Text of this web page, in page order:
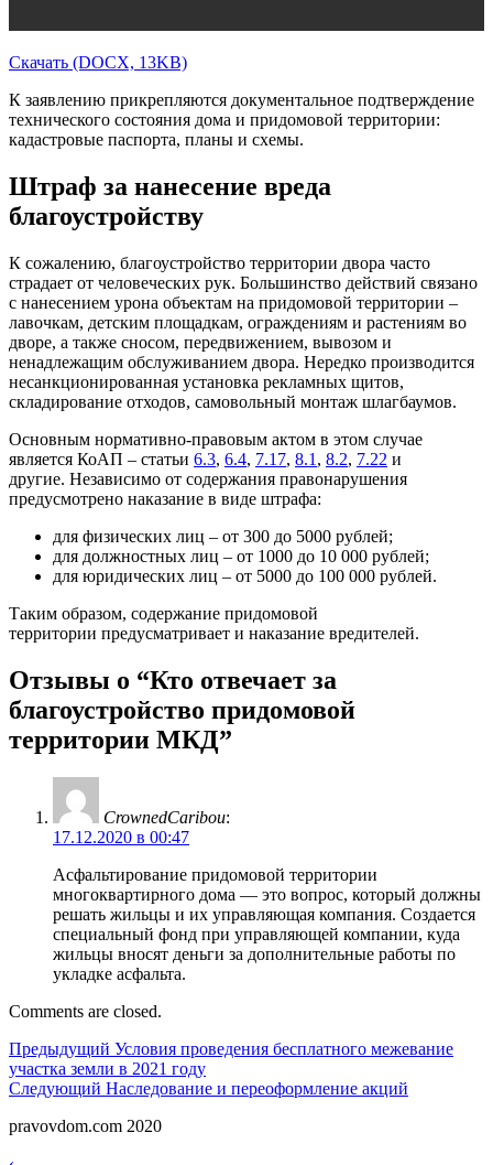
Скачать (DOCX, 13KB)
К заявлению прикрепляются документальное подтверждение
технического состояния дома и придомовой территории:
кадастровые паспорта, планы и схемы.
Штраф за нанесение вреда
благоустройству
К сожалению, благоустройство территории двора часто
страдает от человеческих рук. Большинство действий связано
с нанесением урона объектам на придомовой территории –
лавочкам, детским площадкам, ограждениям и растениям во
дворе, а также сносом, передвижением, вывозом и
ненадлежащим обслуживанием двора. Нередко производится
несанкционированная установка рекламных щитов,
складирование отходов, самовольный монтаж шлагбаумов.
Основным нормативно-правовым актом в этом случае
является КоАП – статьи 6.3, 6.4, 7.17, 8.1 , 8.2, 7.22 и
другие. Независимо от содержания правонарушения
предусмотрено наказание в виде штрафа:
для физических лиц – от 300 до 5000 рублей;
для должностных лиц – от 1000 до 10 000 рублей;
для юридических лиц – от 5000 до 100 000 рублей.
Таким образом, содержание придомовой
территории предусматривает и наказание вредителей.
Отзывы о “Кто отвечает за
благоустройство придомовой
территории МКД”
CrownedCaribou:
17.12.2020 в 00:47
Асфальтирование придомовой территории
многоквартирного дома — это вопрос, который должны
решать жильцы и их управляющая компания. Создается
специальный фонд при управляющей компании, куда
жильцы вносят деньги за дополнительные работы по
укладке асфальта.
Comments are closed.
Навигация
по
Предыдущий Предыдущий
Условия проведения бесплатного межевание
участка земли в 2021 году
Следующий Следующий
Наследование и переоформление акций
pravovdom.com 2020